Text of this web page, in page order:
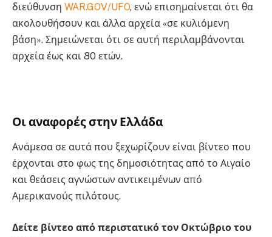
διεύθυνση WAR.GOV/UFO, ενώ επισημαίνεται ότι θα
ακολουθήσουν και άλλα αρχεία «σε κυλιόμενη
βάση». Σημειώνεται ότι σε αυτή περιλαμβάνονται
αρχεία έως και 80 ετών.
Οι αναφορές στην Ελλάδα
Ανάμεσα σε αυτά που ξεχωρίζουν είναι βίντεο που
έρχονται στο φως της δημοσιότητας από το Αιγαίο
και θεάσεις αγνώστων αντικειμένων από
Αμερικανούς πιλότους.
Δείτε βίντεο από περιστατικό τον Οκτώβριο του